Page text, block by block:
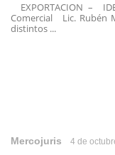
EXPORTACION –
Comercial Lic. Rubén
distintos ...
Mercojuris 4 de